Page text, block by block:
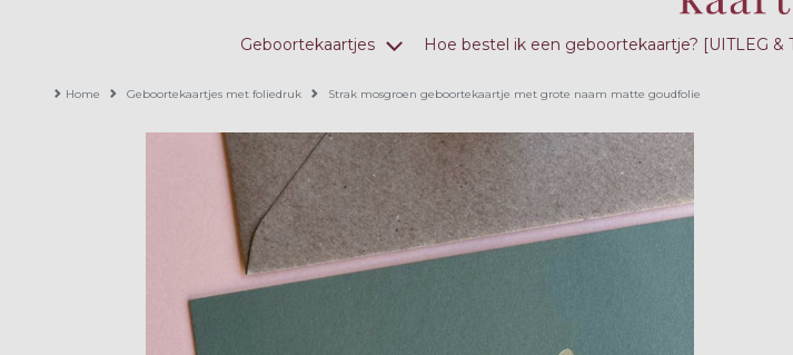
Geboortekaartjes Hoe bestel ik een geboortekaartje? [UITLEG &
Home Geboortekaartjes met foliedruk Strak mosgroen geboortekaartje met grote naam matte goudfolie